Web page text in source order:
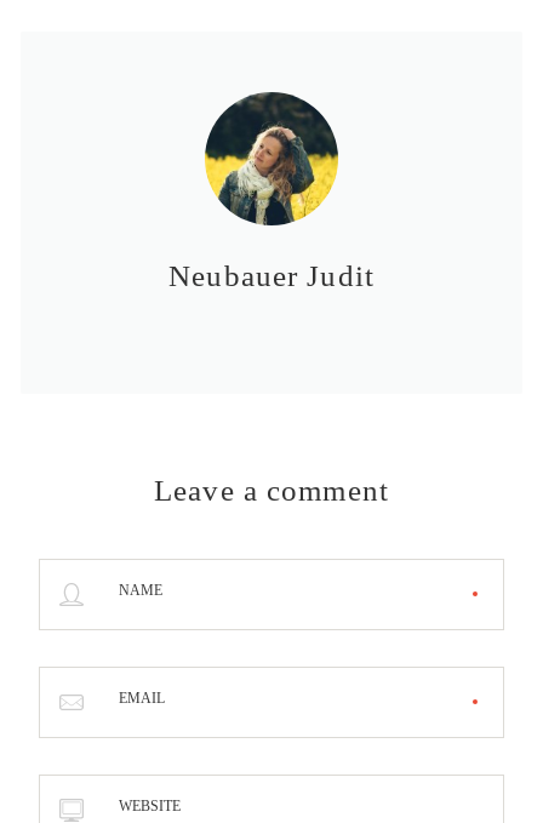
Neubauer Judit
Leave a comment
NAME
EMAIL
WEBSITE